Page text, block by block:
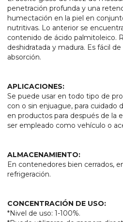
penetración profunda y una
humectación en la piel en
nutritivas. Lo anterior se
contenido de ácido palmitoleico.
deshidratada y madura. Es fácil
absorción.
APLICACIONES:
Se puede usar en todo tipo de
con o sin enjuague, para cuidado
en productos para después de la
ser empleado como vehículo o
ALMACENAMIENTO:
En contenedores bien cerrados,
refrigeración.
CONCENTRACIÓN DE USO:
*Nivel de uso: 1-100%.